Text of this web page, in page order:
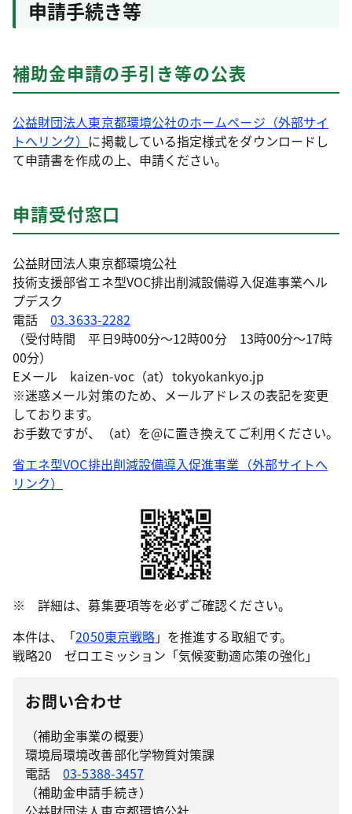
申請手続き等
補助金申請の手引き等の公表
公益財団法人東京都環境公社のホームページ（外部サイ
トへリンク） に掲載している指定様式をダウンロードし
て申請書を作成の上、申請ください。
申請受付窓口
公益財団法人東京都環境公社
技術支援部省エネ型VOC排出削減設備導入促進事業ヘル
プデスク
電話03₋3633-2282
（受付時間 平日9時00分～12時00分 13時00分～17時
00分）
Eメール kaizen-voc（at）tokyokankyo.jp
※迷惑メール対策のため、メールアドレスの表記を変更
しております。
お手数ですが、（at）を@に置き換えてご利用ください。
省エネ型VOC排出削減設備導入促進事業（外部サイトへ
リンク）
※ 詳細は、募集要項等を必ずご確認ください。
本件は、「2050東京戦略」を推進する取組です。
戦略20 ゼロエミッション「気候変動適応策の強化」
お問い合わせ
（補助金事業の概要）
環境局環境改善部化学物質対策課
電話03-5388-3457
（補助金申請手続き）